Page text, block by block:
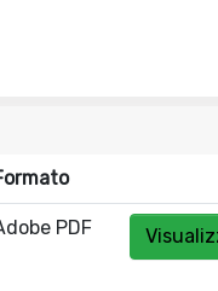
PDF